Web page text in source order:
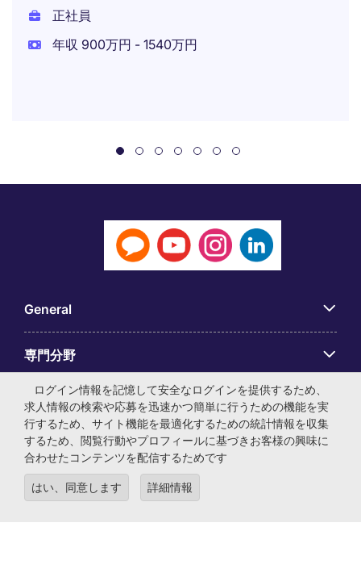
正社員
年収 900万円 - 1540万円
General
専門分野
アプリ
Employer Centre
ログイン情報を記憶して安全なログインを提供するため、
求人情報の検索や応募を迅速かつ簡単に行うための機能を実
行するため、サイト機能を最適化するための統計情報を収集
するため、閲覧行動やプロフィールに基づきお客様の興味に
合わせたコンテンツを配信するためです
はい、同意します 詳細情報